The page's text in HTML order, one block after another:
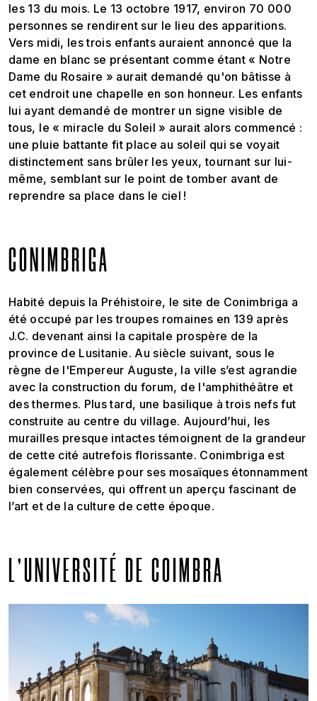
les 13 du mois. Le 13 octobre 1917, environ 70 000
personnes se rendirent sur le lieu des apparitions.
Vers midi, les trois enfants auraient annoncé que la
dame en blanc se présentant comme étant « Notre
Dame du Rosaire » aurait demandé qu'on bâtisse à
cet endroit une chapelle en son honneur. Les enfants
lui ayant demandé de montrer un signe visible de
tous, le « miracle du Soleil » aurait alors commencé :
une pluie battante fit place au soleil qui se voyait
distinctement sans brûler les yeux, tournant sur lui-
même, semblant sur le point de tomber avant de
reprendre sa place dans le ciel !
CONIMBRIGA
Habité depuis la Préhistoire, le site de Conimbriga a
été occupé par les troupes romaines en 139 après
J.C. devenant ainsi la capitale prospère de la
province de Lusitanie. Au siècle suivant, sous le
règne de l'Empereur Auguste, la ville s’est agrandie
avec la construction du forum, de l'amphithéâtre et
des thermes. Plus tard, une basilique à trois nefs fut
construite au centre du village. Aujourd’hui, les
murailles presque intactes témoignent de la grandeur
de cette cité autrefois florissante. Conimbriga est
également célèbre pour ses mosaïques étonnamment
bien conservées, qui offrent un aperçu fascinant de
l’art et de la culture de cette époque.
L’UNIVERSITÉ DE COIMBRA